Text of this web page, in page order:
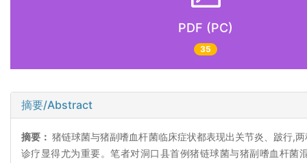
PDF (PC)
35
摘要/Abstract
摘要：猪链球菌与猪副嗜血杆菌临床症状都表现出关节炎、跛行,
诊疗显得尤为重要。笔者对洞口县首例猪链球菌与猪副嗜血杆